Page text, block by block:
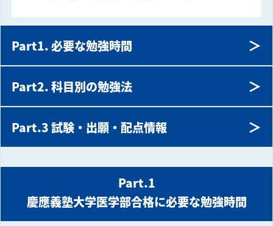
Part1. 必要な勉強時間 ＞
Part2. 科目別の勉強法 ＞
Part.3 試験・出願・配点情報 ＞
Part.1
慶應義塾大学医学部合格に必要な勉強時間